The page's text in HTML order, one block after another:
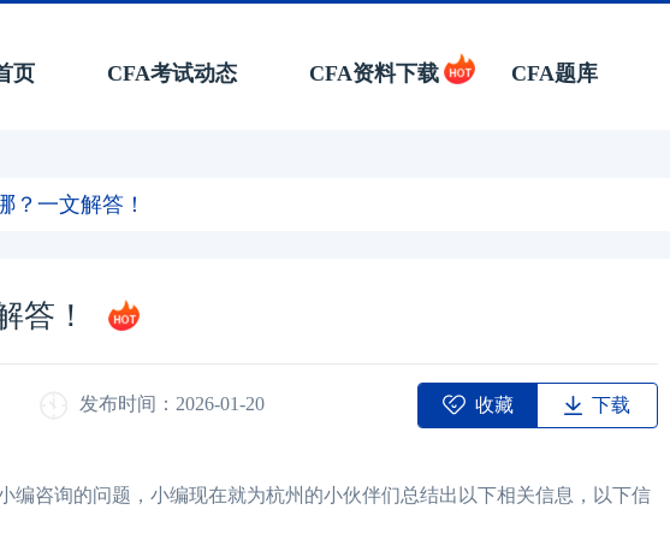
页 CFA考试动态 CFA资料下载 CFA题库
？一文解答！
答！
发布时间：2026-01-20 收藏 下载
编咨询的问题，小编现在就为杭州的小伙伴们总结出以下相关信息，以下信